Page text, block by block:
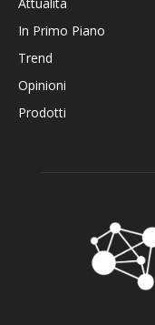
Attualità
In Primo Piano
Trend
Opinioni
Prodotti